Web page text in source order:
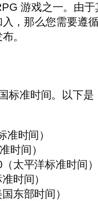
游戏之一。由
，那么您需要遵
。
标准时间。以下
时间）
时间）
太平洋标准时间）
时间）
东部时间）